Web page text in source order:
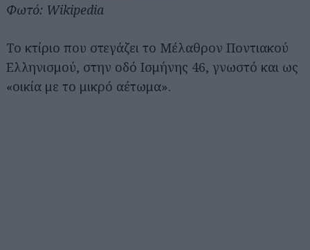
Φωτό: Wikipedia
Το κτίριο που στεγάζει το Μέλαθρον Ποντιακού
Ελληνισμού, στην οδό Ισμήνης 46, γνωστό και ως
«οικία με το μικρό αέτωμα».